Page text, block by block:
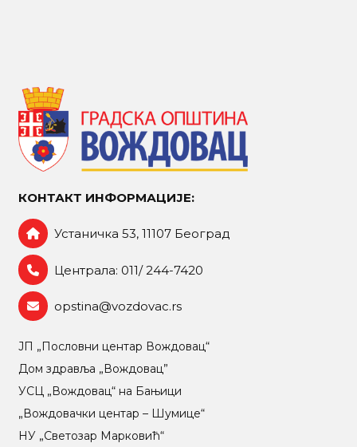
КОНТАКТ ИНФОРМАЦИЈЕ:
Устаничка 53, 11107 Београд
Централа: 011/ 244-7420
opstina@vozdovac.rs
ЈП „Пословни центар Вождовац“
Дом здравља „Вождовац”
УСЦ „Вождовац“ на Бањици
„Вождовачки центар – Шумице“
НУ „Светозар Марковић“